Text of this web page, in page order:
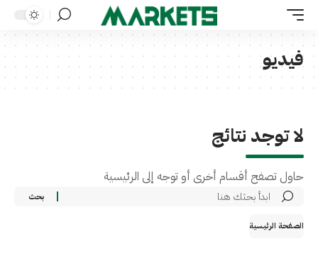
فيديو
لا توجد نتائج
حاول تصفح أقسام أخرى أو توجه إلى الرئيسية
الصفحة الرئيسية